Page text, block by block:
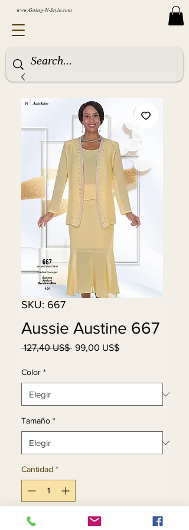
www.Going-N-Style.com
SKU: 667
Aussie Austine 667
127,40 US$ Precio
99,00 US$Precio
Color *
Tamaño *
Cantidad *